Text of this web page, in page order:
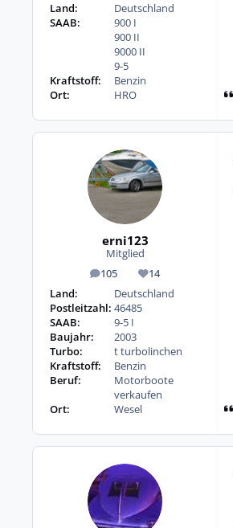
Land:
Deutschland
SAAB:
900 I
900 II
9000 II
9-5
Kraftstoff:
Benzin
Ort:
HRO
erni123
Mitglied
105
Beiträge 14
Reputation
Land:
Deutschland
Postleitzahl: 46485
SAAB:
9-5 I
Baujahr:
2003
Turbo:
t turbolinchen
Kraftstoff:
Benzin
Beruf:
Motorboote
verkaufen
Ort:
Wesel